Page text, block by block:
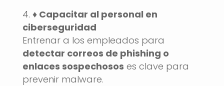
♦️ Capacitar al personal en
ciberseguridad
Entrenar a los empleados para
detectar correos de phishing o
enlaces sospechosos es clave para
prevenir malware.